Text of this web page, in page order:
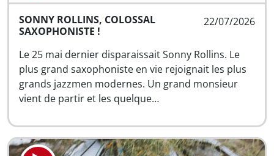
22/07/2026
SONNY ROLLINS, COLOSSAL
SAXOPHONISTE !
Le 25 mai dernier disparaissait Sonny Rollins. Le
plus grand saxophoniste en vie rejoignait les plus
grands jazzmen modernes. Un grand monsieur
vient de partir et les quelque…